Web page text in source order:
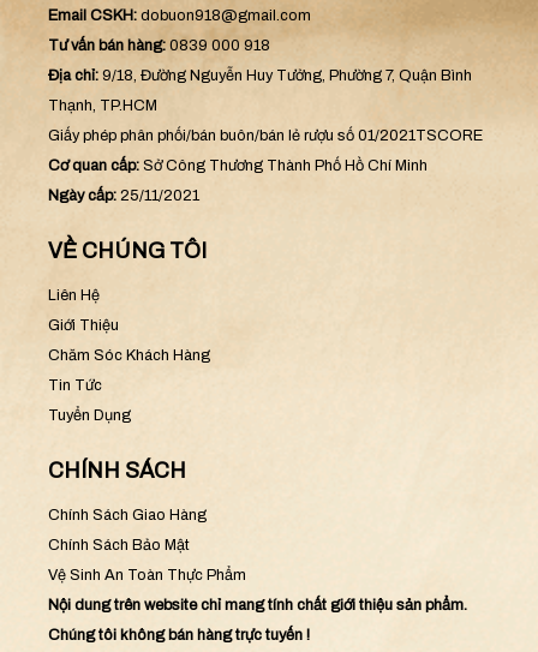
Email CSKH: dobuon918@gmail.com
Tư vấn bán hàng: 0839 000 918
Địa chỉ: 9/18, Đường Nguyễn Huy Tưởng, Phường 7, Quận Bình
Thạnh, TP.HCM
Giấy phép phân phối/bán buôn/bán lẻ rượu số 01/2021TSCORE
Cơ quan cấp: Sở Công Thương Thành Phố Hồ Chí Minh
Ngày cấp: 25/11/2021
VỀ CHÚNG TÔI
Liên Hệ
Giới Thiệu
Chăm Sóc Khách Hàng
Tin Tức
Tuyển Dụng
CHÍNH SÁCH
Chính Sách Giao Hàng
Chính Sách Bảo Mật
Vệ Sinh An Toàn Thực Phẩm
Nội dung trên website chỉ mang tính chất giới thiệu sản phẩm.
Chúng tôi không bán hàng trực tuyến !